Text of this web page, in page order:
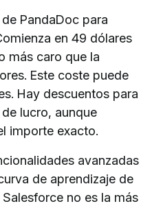
PandaDoc para
en 49 dólares
más caro que la
Este coste puede
Hay descuentos para
lucro, aunque
importe exacto.
avanzadas
de aprendizaje de
no es la más